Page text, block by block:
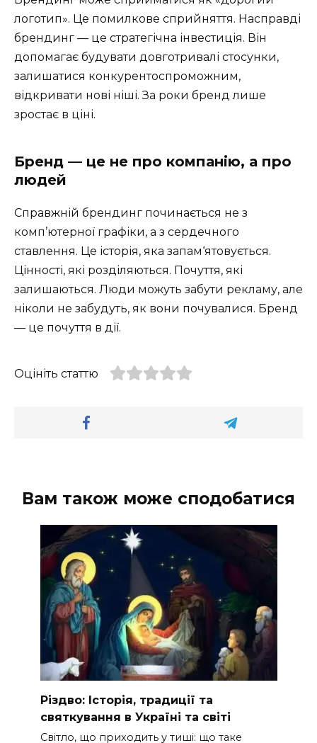
логотип». Це помилкове сприйняття. Насправді
брендинг — це стратегічна інвестиція. Він
допомагає будувати довготривалі стосунки,
залишатися конкурентоспроможним,
відкривати нові ніші. За роки бренд лише
зростає в ціні.
Бренд — це не про компанію, а про
людей
Справжній брендинг починається не з
комп’ютерної графіки, а з сердечного
ставлення. Це історія, яка запам‘ятовується.
Цінності, які розділяються. Почуття, які
залишаються. Люди можуть забути рекламу, але
ніколи не забудуть, як вони почувалися. Бренд
— це почуття в дії.
Оцініть статтю
Вам також може сподобатися
Різдво: Історія, традиції та
святкування в Україні та світі
Світло, що приходить у тиші: що таке